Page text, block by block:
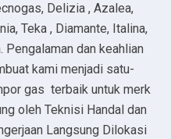
Delizia , Azalea,
Teka , Diamante, Italina,
Pengalaman dan keahlian
kami menjadi satu-
gas terbaik untuk merk
oleh Teknisi Handal dan
Langsung Dilokasi